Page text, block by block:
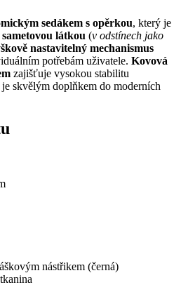
sedákem s opěrkou, který je
látkou (v odstínech jako
nastavitelný mechanismus
potřebám uživatele. Kovová
zajišťuje vysokou stabilitu
skvělým doplňkem do moderních
nástřikem (černá)